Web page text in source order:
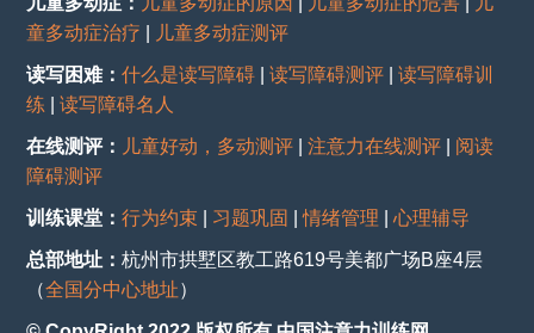
童多动症治疗
儿童多动症测评
读写困难：什么是读写障碍 |读写障碍测评 |读写障碍训
练 |读写障碍名人
在线测评： 儿童好动，多动测评 |注意力在线测评
阅读
障碍测评
训练课堂：行为约束 习题巩固 |情绪管理 |心理辅导
总部地址：杭州市拱墅区教工路619号美都广场B座4层
（全国分中心地址）